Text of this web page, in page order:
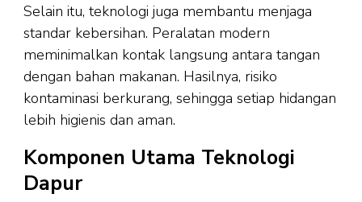
Selain itu, teknologi juga membantu menjaga
standar kebersihan. Peralatan modern
meminimalkan kontak langsung antara tangan
dengan bahan makanan. Hasilnya, risiko
kontaminasi berkurang, sehingga setiap hidangan
lebih higienis dan aman.
Komponen Utama Teknologi
Dapur